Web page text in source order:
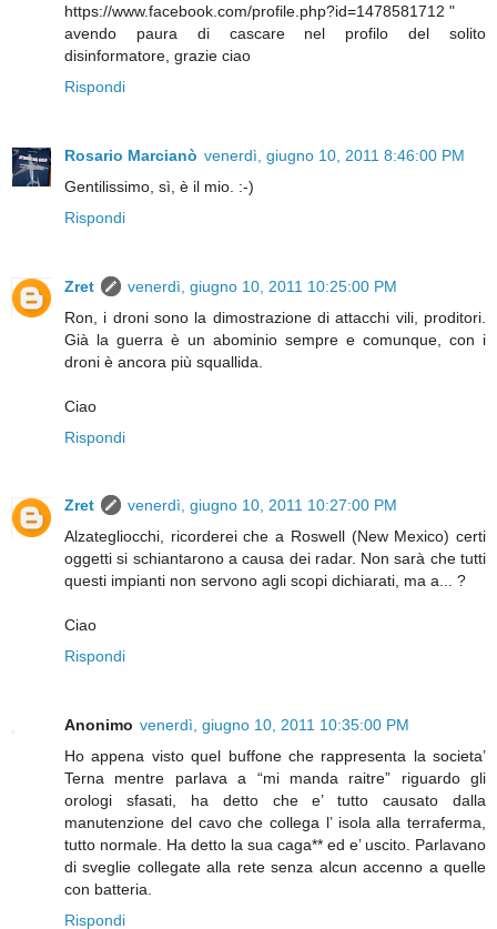
https://www.facebook.com/profile.php?id=1478581712 "
avendo paura di cascare nel profilo del solito
disinformatore, grazie ciao
Rispondi
Rosario Marcianò venerdì, giugno 10, 2011 8:46:00 PM
Gentilissimo, sì, è il mio. :-)
Rispondi
Zret
venerdì, giugno 10, 2011 10:25:00 PM
Ron, i droni sono la dimostrazione di attacchi vili, proditori.
Già la guerra è un abominio sempre e comunque, con i
droni è ancora più squallida.
Ciao
Rispondi
Zret
venerdì, giugno 10, 2011 10:27:00 PM
Alzategliocchi, ricorderei che a Roswell (New Mexico) certi
oggetti si schiantarono a causa dei radar. Non sarà che tutti
questi impianti non servono agli scopi dichiarati, ma a... ?
Ciao
Rispondi
Anonimo venerdì, giugno 10, 2011 10:35:00 PM
Ho appena visto quel buffone che rappresenta la societa’
Terna mentre parlava a “mi manda raitre” riguardo gli
orologi sfasati, ha detto che e’ tutto causato dalla
manutenzione del cavo che collega l’ isola alla terraferma,
tutto normale. Ha detto la sua caga** ed e’ uscito. Parlavano
di sveglie collegate alla rete senza alcun accenno a quelle
con batteria.
Rispondi